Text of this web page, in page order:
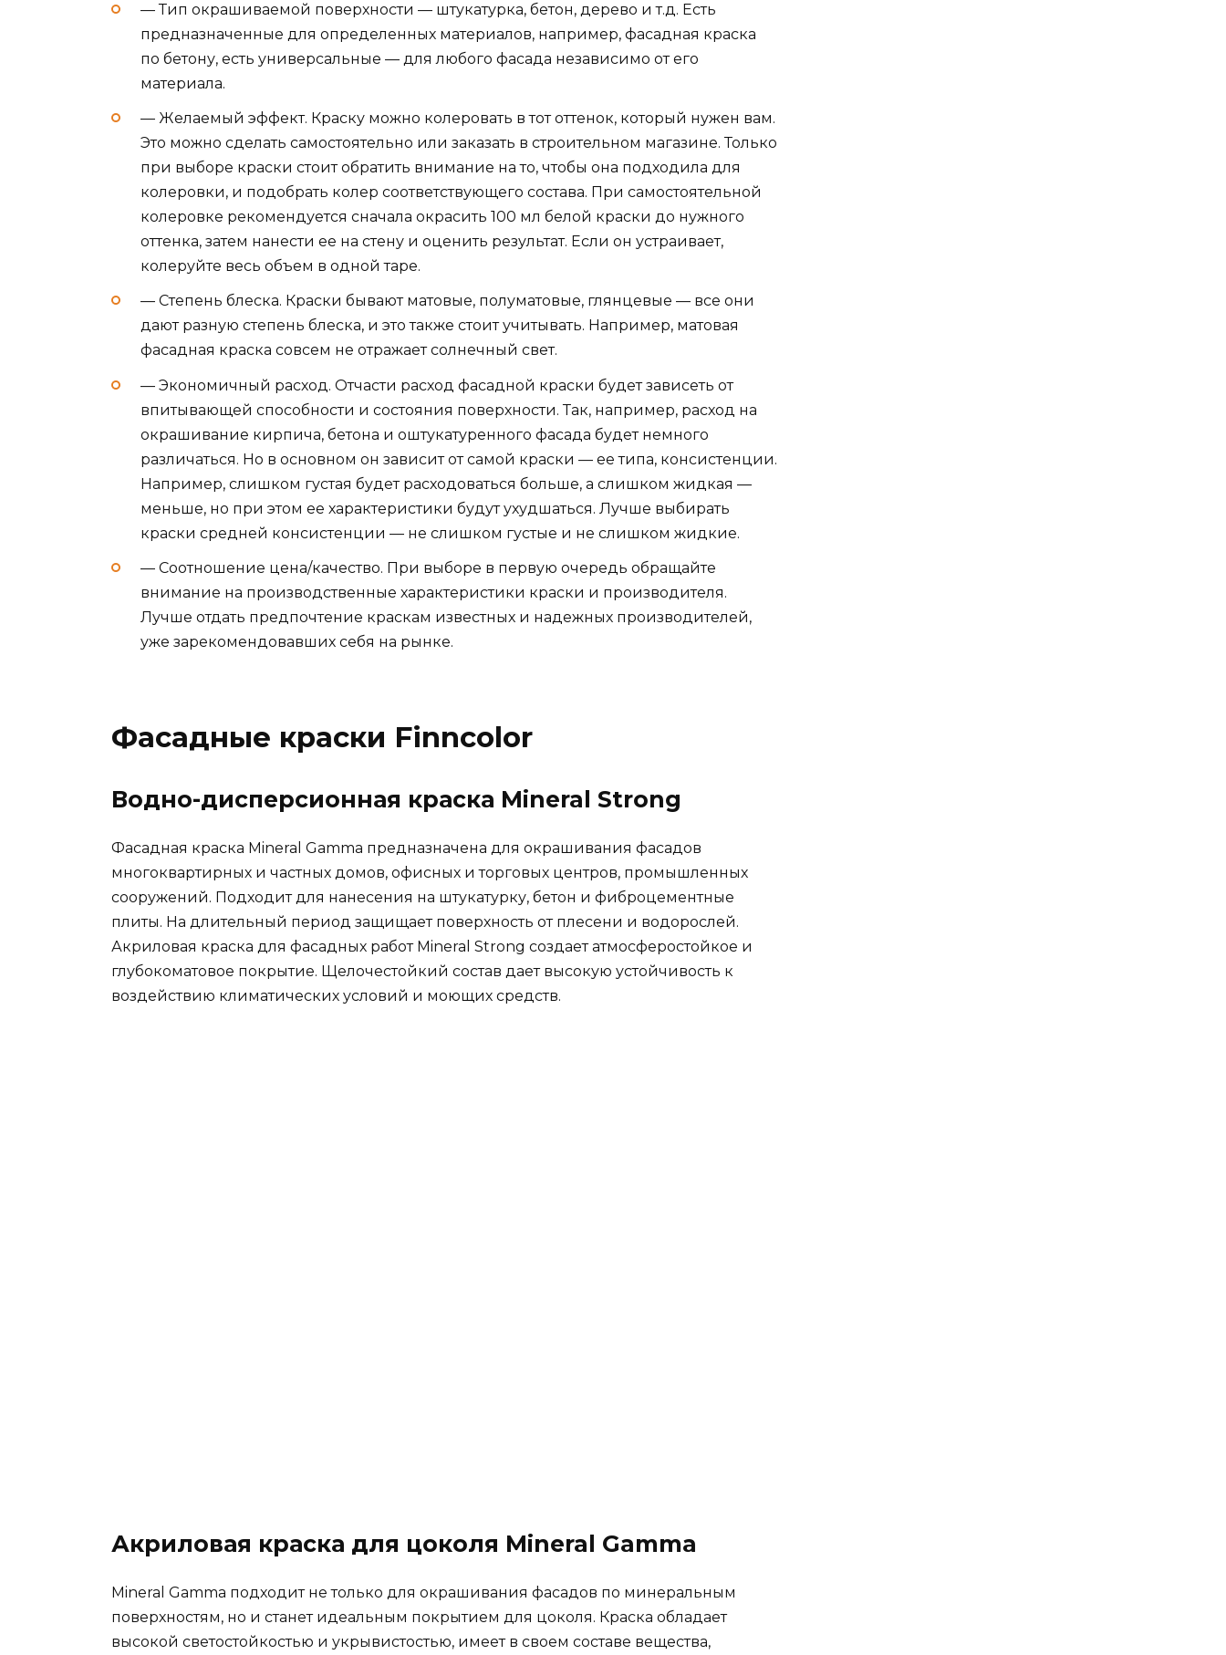
— Тип окрашиваемой поверхности — штукатурка, бетон, дерево и т.д. Есть
предназначенные для определенных материалов, например, фасадная краска
по бетону, есть универсальные — для любого фасада независимо от его
материала.
— Желаемый эффект. Краску можно колеровать в тот оттенок, который нужен вам.
Это можно сделать самостоятельно или заказать в строительном магазине. Только
при выборе краски стоит обратить внимание на то, чтобы она подходила для
колеровки, и подобрать колер соответствующего состава. При самостоятельной
колеровке рекомендуется сначала окрасить 100 мл белой краски до нужного
оттенка, затем нанести ее на стену и оценить результат. Если он устраивает,
колеруйте весь объем в одной таре.
— Степень блеска. Краски бывают матовые, полуматовые, глянцевые — все они
дают разную степень блеска, и это также стоит учитывать. Например, матовая
фасадная краска совсем не отражает солнечный свет.
— Экономичный расход. Отчасти расход фасадной краски будет зависеть от
впитывающей способности и состояния поверхности. Так, например, расход на
окрашивание кирпича, бетона и оштукатуренного фасада будет немного
различаться. Но в основном он зависит от самой краски — ее типа, консистенции.
Например, слишком густая будет расходоваться больше, а слишком жидкая —
меньше, но при этом ее характеристики будут ухудшаться. Лучше выбирать
краски средней консистенции — не слишком густые и не слишком жидкие.
— Соотношение цена/качество. При выборе в первую очередь обращайте
внимание на производственные характеристики краски и производителя.
Лучше отдать предпочтение краскам известных и надежных производителей,
уже зарекомендовавших себя на рынке.
Фасадные краски Finncolor
Водно-дисперсионная краска Mineral Strong
Фасадная краска Mineral Gamma предназначена для окрашивания фасадов
многоквартирных и частных домов, офисных и торговых центров, промышленных
сооружений. Подходит для нанесения на штукатурку, бетон и фиброцементные
плиты. На длительный период защищает поверхность от плесени и водорослей.
Акриловая краска для фасадных работ Mineral Strong создает атмосферостойкое и
глубокоматовое покрытие. Щелочестойкий состав дает высокую устойчивость к
воздействию климатических условий и моющих средств.
Акриловая краска для цоколя Mineral Gamma
Mineral Gamma подходит не только для окрашивания фасадов по минеральным
поверхностям, но и станет идеальным покрытием для цоколя. Краска обладает
высокой светостойкостью и укрывистостью, имеет в своем составе вещества,